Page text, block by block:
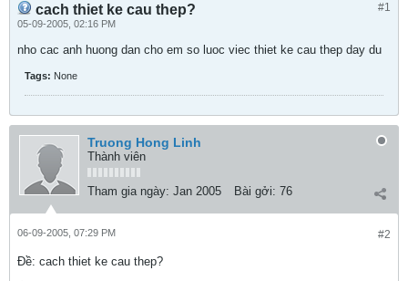
#1
cach thiet ke cau thep?
05-09-2005, 02:16 PM
nho cac anh huong dan cho em so luoc viec thiet ke cau thep day du
Tags: None
Truong Hong Linh
Thành viên
Tham gia ngày: Jan 2005 Bài gởi: 76
#2
06-09-2005, 07:29 PM
Ðề: cach thiet ke cau thep?